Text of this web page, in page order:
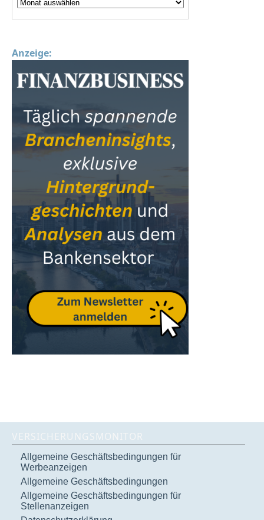
Anzeige:
VERSICHERUNGSMONITOR
Allgemeine Geschäftsbedingungen für
Werbeanzeigen
Allgemeine Geschäftsbedingungen
Allgemeine Geschäftsbedingungen für
Stellenanzeigen